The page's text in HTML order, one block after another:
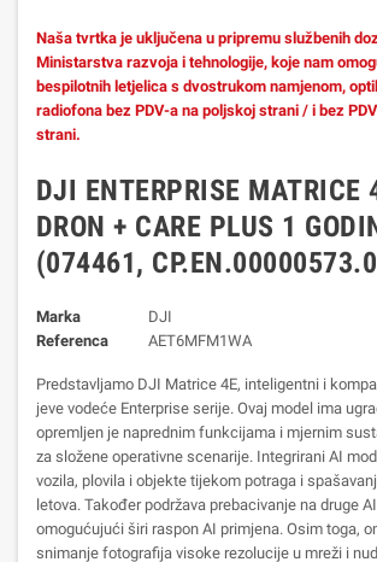
Naša tvrtka je uključena u pripremu službenih
Ministarstva razvoja i tehnologije, koje nam
bespilotnih letjelica s dvostrukom namjenom,
radiofona bez PDV-a na poljskoj strani / i bez
strani.
DJI ENTERPRISE MATRICE
DRON + CARE PLUS 1
(074461,
Marka
DJI
Referenca
AET6MFM1WA
Predstavljamo DJI Matrice 4E, inteligentni i
jeve vodeće Enterprise serije. Ovaj model ima
opremljen je naprednim funkcijama i mjernim
za složene operativne scenarije. Integrirani AI
vozila, plovila i objekte tijekom potraga i
letova. Također podržava prebacivanje na druge
omogućujući širi raspon AI primjena. Osim toga,
snimanje fotografija visoke rezolucije u mreži i